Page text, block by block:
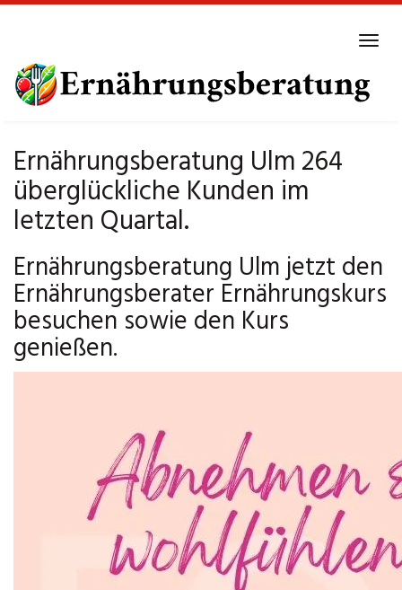
main
content
Ernährungsberatung Ulm 264
überglückliche Kunden im
letzten Quartal.
Ernährungsberatung Ulm jetzt den
Ernährungsberater Ernährungskurs
besuchen sowie den Kurs
genießen.